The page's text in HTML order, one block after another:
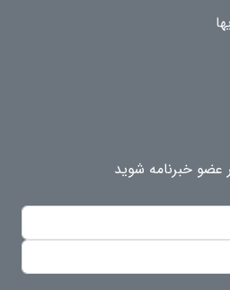
عضو خبرنامه شوید